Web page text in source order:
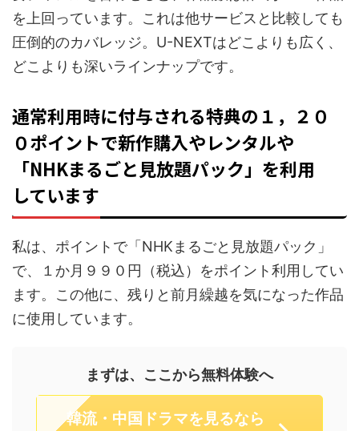
を上回っています。これは他サービスと比較しても
圧倒的のカバレッジ。U-NEXTはどこよりも広く、
どこよりも深いラインナップです。
通常利用時に付与される特典の１，２０
０ポイントで新作購入やレンタルや
「NHKまるごと見放題パック」を利用
しています
私は、ポイントで「NHKまるごと見放題パック」
で、１か月９９０円（税込）をポイント利用してい
ます。この他に、残りと前月繰越を気になった作品
に使用しています。
まずは、ここから無料体験へ
韓流・中国ドラマを見るなら